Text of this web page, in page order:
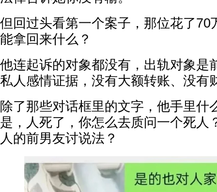
但回过头看第一个案子，那位花了70
能拿回来什么？
他连起诉的对象都没有，出轨对象是
私人感情证据，没有大额转账、没有
除了那些对话框里的文字，他手里什
是，人死了，你怎么去质问一个死人
人的前男友讨说法？